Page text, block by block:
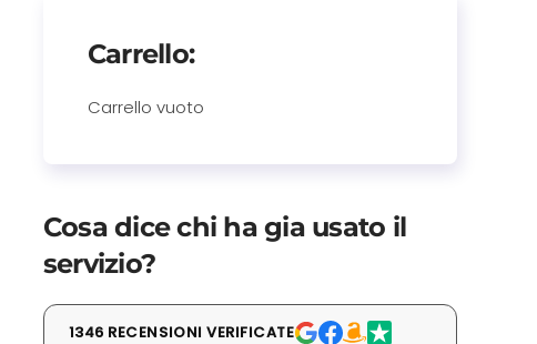
Carrello:
Carrello vuoto
Cosa dice chi ha gia usato il
servizio?
1346 RECENSIONI VERIFICATE